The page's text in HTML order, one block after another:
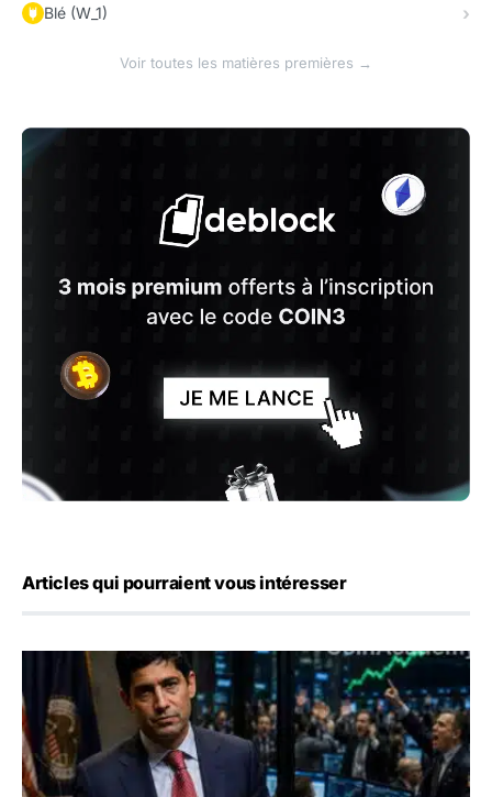
Blé (W_1)
Voir toutes les matières premières →
Articles qui pourraient vous intéresser
Emploi américain : 23 000 postes détruits en juillet, les